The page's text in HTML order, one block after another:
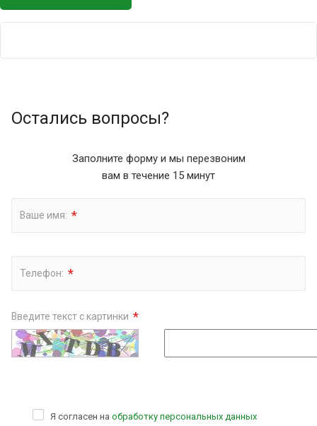
Остались вопросы?
Заполните форму и мы перезвоним
вам в течение 15 минут
Ваше имя: *
Телефон: *
Введите текст с картинки *
Я согласен на обработку персональных данных